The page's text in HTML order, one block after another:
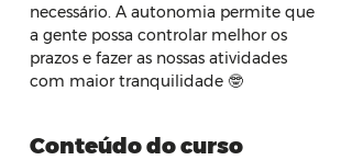
necessário. A autonomia permite que
a gente possa controlar melhor os
prazos e fazer as nossas atividades
com maior tranquilidade 🤓
Conteúdo do curso